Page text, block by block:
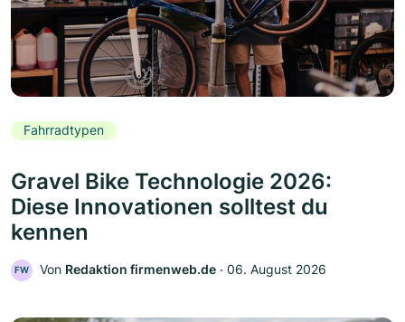
Fahrradtypen
Gravel Bike Technologie 2026:
Diese Innovationen solltest du
kennen
FW Von Redaktion firmenweb.de ‧ 06. August 2026